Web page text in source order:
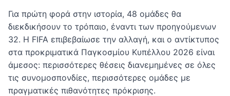
Για πρώτη φορά στην ιστορία, 48 ομάδες θα
διεκδικήσουν το τρόπαιο, έναντι των προηγούμενων
32. Η FIFA επιβεβαίωσε την αλλαγή, και ο αντίκτυπος
στα προκριματικά Παγκοσμίου Κυπέλλου 2026 είναι
άμεσος: περισσότερες θέσεις διανεμημένες σε όλες
τις συνομοσπονδίες, περισσότερες ομάδες με
πραγματικές πιθανότητες πρόκρισης.